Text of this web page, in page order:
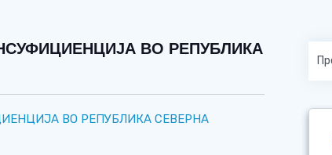
ВО РЕПУБЛИКА
ВО РЕПУБЛИКА СЕВЕРНА